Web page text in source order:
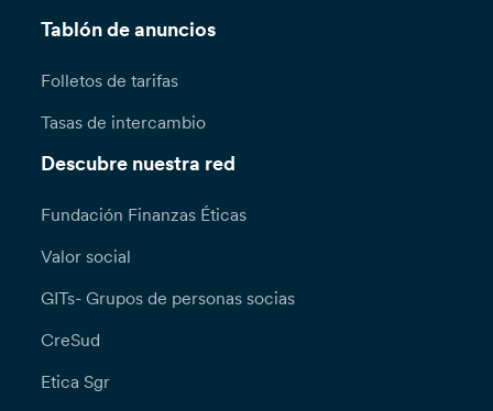
Tablón de anuncios
Folletos de tarifas
Tasas de intercambio
Descubre nuestra red
Fundación Finanzas Éticas
Valor social
GITs- Grupos de personas socias
CreSud
Etica Sgr